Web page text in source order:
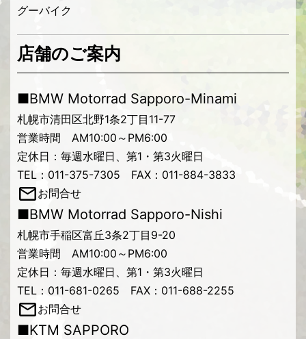
グーバイク
店舗のご案内
■BMW Motorrad Sapporo-Minami
札幌市清田区北野1条2丁目11-77
営業時間 AM10:00～PM6:00
定休日：毎週水曜日、第1・第3火曜日
TEL：011-375-7305 FAX：011-884-3833
お問合せ
■BMW Motorrad Sapporo-Nishi
札幌市手稲区富丘3条2丁目9-20
営業時間 AM10:00～PM6:00
定休日：毎週水曜日、第1・第3火曜日
TEL：011-681-0265 FAX：011-688-2255
お問合せ
■KTM SAPPORO